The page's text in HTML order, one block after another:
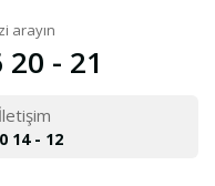
arayın
- 21
14 - 12